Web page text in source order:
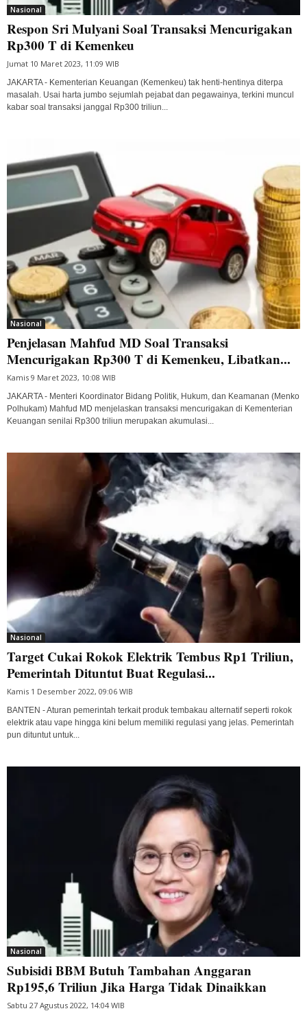
Nasional
Respon Sri Mulyani Soal Transaksi Mencurigakan
Rp300 T di Kemenkeu
Jumat 10 Maret 2023, 11:09 WIB
JAKARTA - Kementerian Keuangan (Kemenkeu) tak henti-hentinya diterpa
masalah. Usai harta jumbo sejumlah pejabat dan pegawainya, terkini muncul
kabar soal transaksi janggal Rp300 triliun...
Nasional
Penjelasan Mahfud MD Soal Transaksi
Mencurigakan Rp300 T di Kemenkeu, Libatkan...
Kamis 9 Maret 2023, 10:08 WIB
JAKARTA - Menteri Koordinator Bidang Politik, Hukum, dan Keamanan (Menko
Polhukam) Mahfud MD menjelaskan transaksi mencurigakan di Kementerian
Keuangan senilai Rp300 triliun merupakan akumulasi...
Nasional
Target Cukai Rokok Elektrik Tembus Rp1 Triliun,
Pemerintah Dituntut Buat Regulasi...
Kamis 1 Desember 2022, 09:06 WIB
BANTEN - Aturan pemerintah terkait produk tembakau alternatif seperti rokok
elektrik atau vape hingga kini belum memiliki regulasi yang jelas. Pemerintah
pun dituntut untuk...
Nasional
Subisidi BBM Butuh Tambahan Anggaran
Rp195,6 Triliun Jika Harga Tidak Dinaikkan
Sabtu 27 Agustus 2022, 14:04 WIB